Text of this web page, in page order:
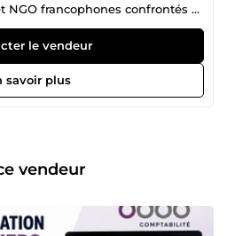
NGO francophones confrontés à
: un problème
cause organisationnelle, une
faiblesse de processus, un
après une croissance
diagnostiquer la cause racine
et comptes auxiliaires,
organisation d'un service
de services
poste, procédures), tableaux de
le vendeur
savoir plus
vendeur